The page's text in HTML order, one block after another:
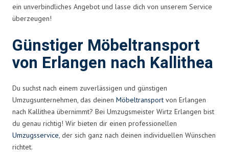
ein unverbindliches Angebot und lasse dich von unserem Service
überzeugen!
Günstiger Möbeltransport
von Erlangen nach Kallithea
Du suchst nach einem zuverlässigen und günstigen
Umzugsunternehmen, das deinen Möbeltransport von Erlangen
nach Kallithea übernimmt? Bei Umzugsmeister Wirtz Erlangen bist
du genau richtig! Wir bieten dir einen professionellen
Umzugsservice, der sich ganz nach deinen individuellen Wünschen
richtet.